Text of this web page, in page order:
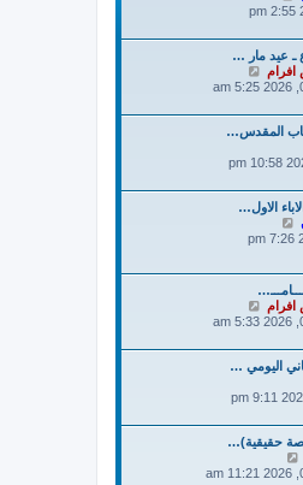
ا
ك
ة
ا
د
آ
خ
ر
ش
ا
ك
ـ عيد مار …
ا
د
آ
ر
ش
ا
ا
د
آ
خ
ر
ش
ك
ة
الاول…
ا
خ
ر
م
ش
ا
ر
ك
ا
د
آ
ر
ش
ا
ك
ا
د
آ
خ
ر
حقيقية)…
ا